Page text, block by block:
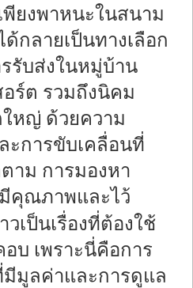
พียงพาหนะในสนาม
กลายเป็นทางเลือก
รับส่งในหมู่บ้าน
อร์ต รวมถึงนิคม
หญ่ ด้วยความ
ะการขับเคลื่อนที่
ตาม การมองหา
คุณภาพและไว้
วเป็นเรื่องที่ต้องใช้
บ เพราะนี่คือการ
มูลค่าและการดูแล